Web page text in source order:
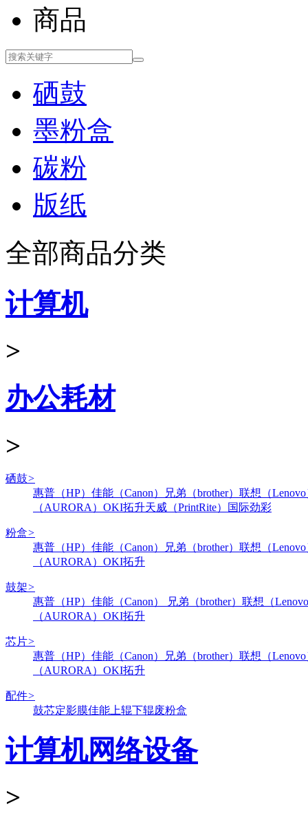
商品
硒鼓
墨粉盒
碳粉
版纸
全部商品分类
计算机
>
办公耗材
>
硒鼓>
惠普（HP） 佳能（Canon） 兄弟（brother） 联想（
（AURORA） OKI拓升天威（PrintRite） 国际劲彩
粉盒>
惠普（HP） 佳能（Canon） 兄弟（brother） 联想（
（AURORA） OKI拓升
鼓架>
惠普（HP） 佳能（Canon） 兄弟（brother） 联想（
（AURORA） OKI拓升
芯片>
惠普（HP） 佳能（Canon） 兄弟（brother） 联想（
（AURORA） OKI拓升
配件>
鼓芯定影膜佳能 上辊下辊废粉盒
计算机网络设备
>